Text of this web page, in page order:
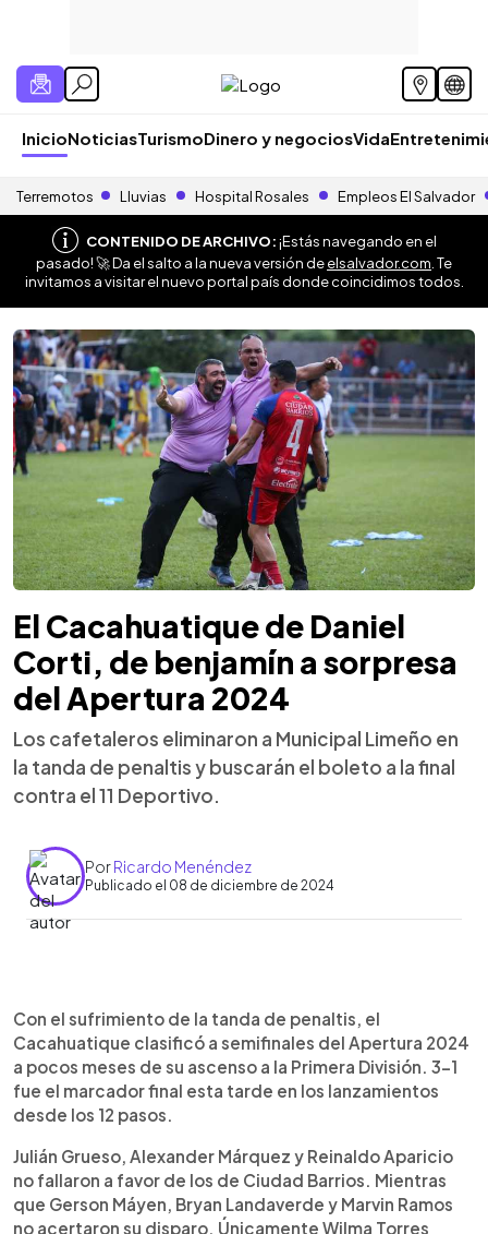
InicioNoticiasTurismoDinero y negociosVida
Terremotos Lluvias Hospital Rosales Empleos El Salvador
CONTENIDO DE ARCHIVO:¡Estás navegando en el
pasado! 🚀 Da el salto a la nueva versión deelsalvador.com . Te
invitamos a visitar el nuevo portal país donde coincidimos todos.
El Cacahuatique de Daniel
Corti, de benjamín a sorpresa
del Apertura 2024
Los cafetaleros eliminaron a Municipal Limeño en
la tanda de penaltis y buscarán el boleto a la final
contra el 11 Deportivo.
PorRicardo Menéndez
Publicado el 08 de diciembre de 2024
► Escuchar artículo
Con el sufrimiento de la tanda de penaltis, el
Cacahuatique clasificó a semifinales del Apertura 2024
a pocos meses de su ascenso a la Primera División. 3-1
fue el marcador final esta tarde en los lanzamientos
desde los 12 pasos.
Julián Grueso, Alexander Márquez y Reinaldo Aparicio
no fallaron a favor de los de Ciudad Barrios. Mientras
que Gerson Máyen, Bryan Landaverde y Marvin Ramos
no acertaron su disparo. Únicamente Wilma Torres